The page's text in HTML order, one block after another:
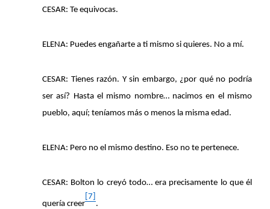
CESAR: Te equivocas.
ELENA: Puedes engañarte a ti mismo si quieres. No a mí.
CESAR: Tienes razón. Y sin embargo, ¿por qué no podría
ser así? Hasta el mismo nombre… nacimos en el mismo
pueblo, aquí; teníamos más o menos la misma edad.
ELENA: Pero no el mismo destino. Eso no te pertenece.
CESAR: Bolton lo creyó todo… era precisamente lo que él
quería creer
[7]
.